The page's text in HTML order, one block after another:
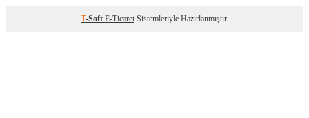
T-Soft E-Ticaret Sistemleriyle Hazırlanmıştır.